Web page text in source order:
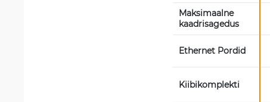
Maksimaalne
kaadrisagedus
Ethernet Pordid
Kiibikomplekti